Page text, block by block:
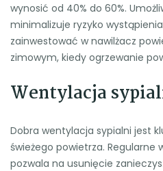
wynosić od 40% do 60%.
minimalizuje ryzyko
zainwestować w nawilżacz
zimowym, kiedy ogrzewanie
Wentylacja
Dobra wentylacja sypialni jest
świeżego powietrza. Regularne
pozwala na usunięcie